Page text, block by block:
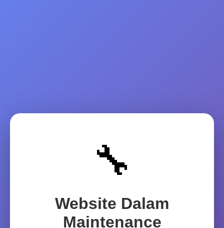
🔧
Website Dalam
Maintenance